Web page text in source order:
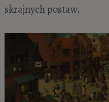
skrajnych postaw.